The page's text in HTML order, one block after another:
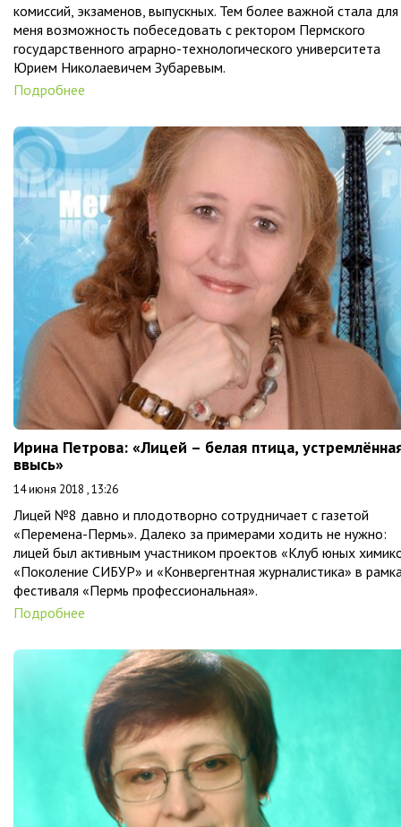
комиссий, экзаменов, выпускных. Тем более важной стала для
меня возможность побеседовать с ректором Пермского
государственного аграрно-технологического университета
Юрием Николаевичем Зубаревым.
Подробнее
Ирина Петрова: «Лицей – белая птица,
ввысь»
14 июня 2018 , 13:26
Лицей №8 давно и плодотворно сотрудничает с газетой
«Перемена-Пермь». Далеко за примерами ходить не нужно:
лицей был активным участником проектов «Клуб юных
«Поколение СИБУР» и «Конвергентная журналистика» в
фестиваля «Пермь профессиональная».
Подробнее